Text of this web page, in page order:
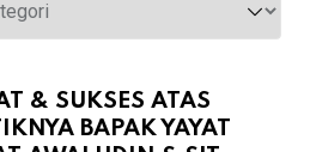
& SUKSES ATAS
BAPAK YAYAT